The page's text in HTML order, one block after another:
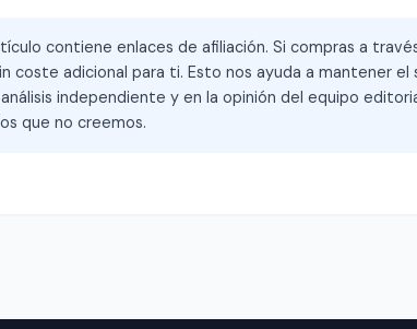
contiene enlaces de afiliación. Si compras a
coste adicional para ti. Esto nos ayuda a mantener el
independiente y en la opinión del equipo
que no creemos.